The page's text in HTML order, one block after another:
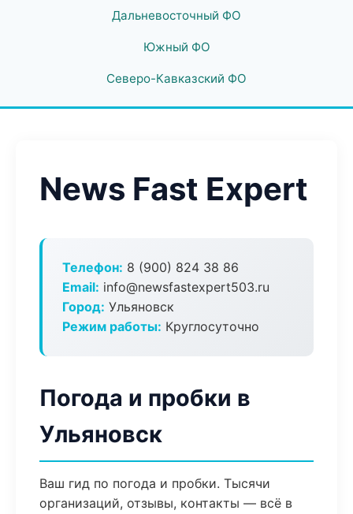
Дальневосточный ФО
Южный ФО
Северо-Кавказский ФО
News Fast Expert
Телефон: 8 (900) 824 38 86
Email: info@newsfastexpert503.ru
Город: Ульяновск
Режим работы: Круглосуточно
Погода и пробки в
Ульяновск
Ваш гид по погода и пробки. Тысячи
организаций, отзывы, контакты — всё в